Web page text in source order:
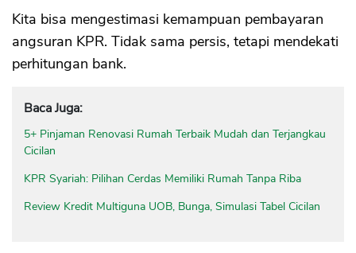
Kita bisa mengestimasi kemampuan pembayaran
angsuran KPR. Tidak sama persis, tetapi mendekati
perhitungan bank.
Baca Juga:
5+ Pinjaman Renovasi Rumah Terbaik Mudah dan Terjangkau
Cicilan
KPR Syariah: Pilihan Cerdas Memiliki Rumah Tanpa Riba
Review Kredit Multiguna UOB, Bunga, Simulasi Tabel Cicilan